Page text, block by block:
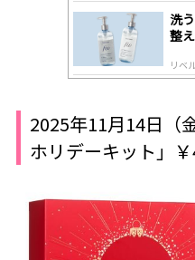
洗
整
リベ
2025年11月14日（
ホリデーキット」